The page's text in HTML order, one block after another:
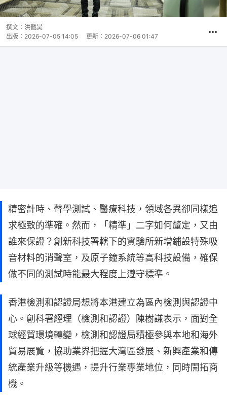
撰文： 洪戩昊
出版： 2026-07-05 14:05 更新： 2026-07-06 01:47
精密計時、聲學測試、醫療科技，領域各異卻同樣追
求極致的準確。然而，「精準」二字如何釐定，又由
誰來保證？創新科技署轄下的實驗所新增鋪設特殊吸
音材料的消聲室，及原子鐘系統等高科技設備，確保
做不同的測試時能最大程度上遵守標準。
香港檢測和認證局想將本港建立為區內檢測與認證中
心。創科署經理（檢測和認證）陳樹謙表示，面對全
球經貿環境轉變，檢測和認證局積極參與本地和海外
貿易展覽，協助業界把握大灣區發展、新興產業和傳
統產業升級等機遇，提升行業專業地位，同時開拓商
機。